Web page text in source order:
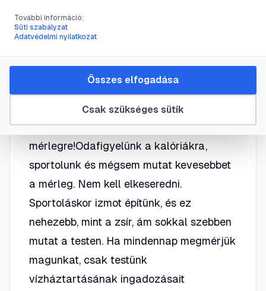
súlyproblémáktól – gondolkodjunk
fogyókúrához.
Ne álljunk mindennap a
mérlegre!Odafigyelünk a kalóriákra,
sportolunk és mégsem mutat kevesebbet
a mérleg. Nem kell elkeseredni.
Sportoláskor izmot építünk, és ez
nehezebb, mint a zsír, ám sokkal szebben
mutat a testen. Ha mindennap megmérjük
magunkat, csak testünk
vízháztartásának ingadozásait
További információ:
Süti szabályzat
Adatvédelmi nyilatkozat
Csak szükséges sütik
Összes elfogadása